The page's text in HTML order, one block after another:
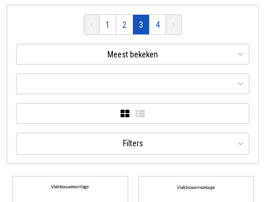
1 2 3 4
Meest bekeken
Filters